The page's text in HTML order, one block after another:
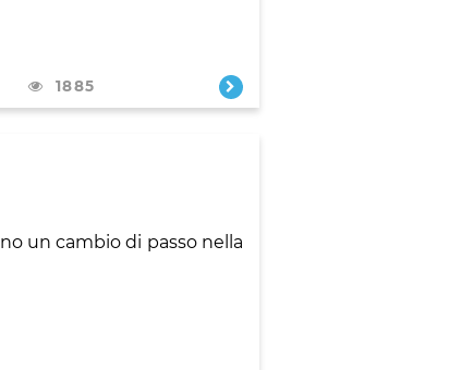
1885
un cambio di passo nella